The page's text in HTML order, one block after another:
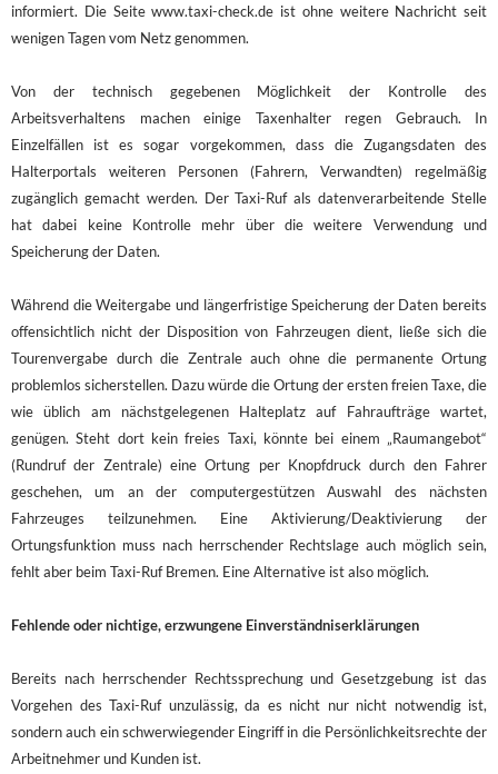
informiert. Die Seite www.taxi-check.de ist ohne weitere Nachricht seit
wenigen Tagen vom Netz genommen.
Von der technisch gegebenen Möglichkeit der Kontrolle des
Arbeitsverhaltens machen einige Taxenhalter regen Gebrauch. In
Einzelfällen ist es sogar vorgekommen, dass die Zugangsdaten des
Halterportals weiteren Personen (Fahrern, Verwandten) regelmäßig
zugänglich gemacht werden. Der Taxi-Ruf als datenverarbeitende Stelle
hat dabei keine Kontrolle mehr über die weitere Verwendung und
Speicherung der Daten.
Während die Weitergabe und längerfristige Speicherung der Daten bereits
offensichtlich nicht der Disposition von Fahrzeugen dient, ließe sich die
Tourenvergabe durch die Zentrale auch ohne die permanente Ortung
problemlos sicherstellen. Dazu würde die Ortung der ersten freien Taxe, die
wie üblich am nächstgelegenen Halteplatz auf Fahraufträge wartet,
genügen. Steht dort kein freies Taxi, könnte bei einem „Raumangebot“
(Rundruf der Zentrale) eine Ortung per Knopfdruck durch den Fahrer
geschehen, um an der computergestützen Auswahl des nächsten
Fahrzeuges teilzunehmen. Eine Aktivierung/Deaktivierung der
Ortungsfunktion muss nach herrschender Rechtslage auch möglich sein,
fehlt aber beim Taxi-Ruf Bremen. Eine Alternative ist also möglich.
Fehlende oder nichtige, erzwungene Einverständniserklärungen
Bereits nach herrschender Rechtssprechung und Gesetzgebung ist das
Vorgehen des Taxi-Ruf unzulässig, da es nicht nur nicht notwendig ist,
sondern auch ein schwerwiegender Eingriff in die Persönlichkeitsrechte der
Arbeitnehmer und Kunden ist.